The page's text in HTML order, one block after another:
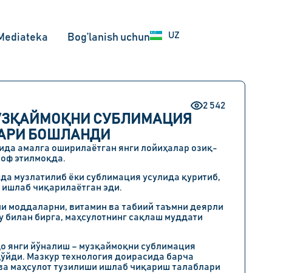
Bog’lanish uchun UZ
EN
2 542
СУБЛИМАЦИЯ
БОШЛАНДИ
амалга оширилаётган янги лойиҳалар озиқ-
этилмоқда.
музлатилиб ёки сублимация усулида қуритиб,
чиқарилаётган эди.
моддаларни, витамин ва табиий таъмни деярли
бирга, маҳсулотнинг сақлаш муддати
янги йўналиш – музқаймоқни сублимация
Мазкур технология доирасида барча
маҳсулот тузилиши ишлаб чиқариш талаблари